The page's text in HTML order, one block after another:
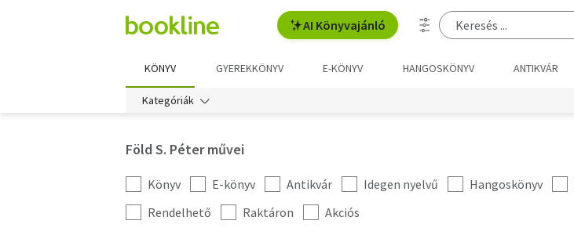
AI Könyvajánló
KÖNYV GYEREKKÖNYV E-KÖNYV HANGOSKÖNYV ANTIKVÁR
Kategóriák
Föld S. Péter művei
Kategória
szűrés
Könyv E-könyv Antikvár Idegen nyelvű Hangoskönyv
További
szűrők
Rendelhető Raktáron Akciós